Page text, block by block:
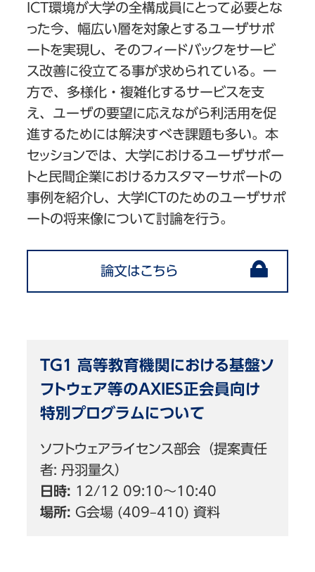
ICT環境が大学の全構成員にとって必要とな
った今、幅広い層を対象とするユーザサポ
ートを実現し、そのフィードバックをサービ
ス改善に役立てる事が求められている。一
方で、多様化・複雑化するサービスを支
え、ユーザの要望に応えながら利活用を促
進するためには解決すべき課題も多い。本
セッションでは、大学におけるユーザサポー
トと民間企業におけるカスタマーサポートの
事例を紹介し、大学ICTのためのユーザサポ
ートの将来像について討論を行う。
論文はこちら
TG1 高等教育機関における基盤ソ
フトウェア等のAXIES正会員向け
特別プログラムについて
ソフトウェアライセンス部会（提案責任
者: 丹羽量久）
日時: 12/12 09:10〜10:40
場所: G会場 (409–410) 資料